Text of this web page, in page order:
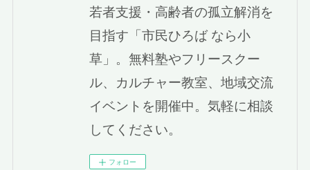
若者支援・高齢者の孤立解消を
目指す「市民ひろば なら小
草」。無料塾やフリースクー
ル、カルチャー教室、地域交流
イベントを開催中。気軽に相談
してください。
フォロー